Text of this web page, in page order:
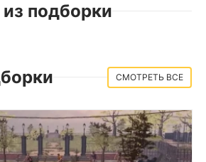
подборки
СМОТРЕТЬ ВСЕ